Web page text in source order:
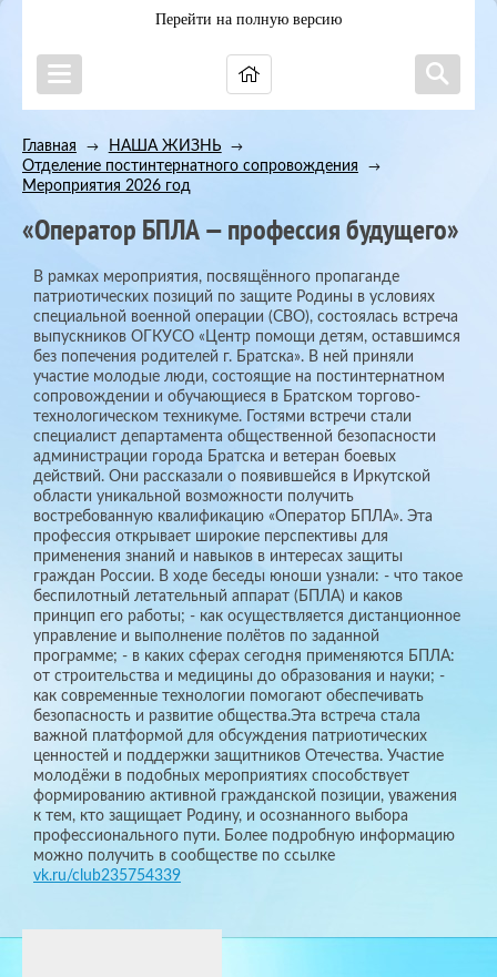
Перейти на полную версию
Главная → НАША ЖИЗНЬ →
Отделение постинтернатного сопровождения →
Мероприятия 2026 год
«Оператор БПЛА — профессия будущего»
В рамках мероприятия, посвящённого пропаганде
патриотических позиций по защите Родины в условиях
специальной военной операции (СВО), состоялась встреча
выпускников ОГКУСО «Центр помощи детям, оставшимся
без попечения родителей г. Братска». В ней приняли
участие молодые люди, состоящие на постинтернатном
сопровождении и обучающиеся в Братском торгово-
технологическом техникуме. Гостями встречи стали
специалист департамента общественной безопасности
администрации города Братска и ветеран боевых
действий. Они рассказали о появившейся в Иркутской
области уникальной возможности получить
востребованную квалификацию «Оператор БПЛА». Эта
профессия открывает широкие перспективы для
применения знаний и навыков в интересах защиты
граждан России. В ходе беседы юноши узнали: - что такое
беспилотный летательный аппарат (БПЛА) и каков
принцип его работы; - как осуществляется дистанционное
управление и выполнение полётов по заданной
программе; - в каких сферах сегодня применяются БПЛА:
от строительства и медицины до образования и науки; -
как современные технологии помогают обеспечивать
безопасность и развитие общества.Эта встреча стала
важной платформой для обсуждения патриотических
ценностей и поддержки защитников Отечества. Участие
молодёжи в подобных мероприятиях способствует
формированию активной гражданской позиции, уважения
к тем, кто защищает Родину, и осознанного выбора
профессионального пути. Более подробную информацию
можно получить в сообществе по ссылке
vk.ru/club235754339